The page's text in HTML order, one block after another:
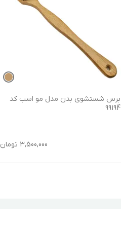
برس شستشوی بدن مدل مو اسب کد
99194
3,500,000 تومان